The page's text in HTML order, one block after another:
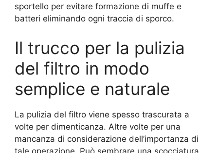
sportello per evitare formazione di muffe e
batteri eliminando ogni traccia di sporco.
Il trucco per la pulizia
del filtro in modo
semplice e naturale
La pulizia del filtro viene spesso trascurata a
volte per dimenticanza. Altre volte per una
mancanza di considerazione dell’importanza di
tale operazione. Può sembrare una scocciatura